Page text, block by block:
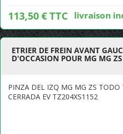
113,50 € TTC livraison
ETRIER DE FREIN AVANT
D'OCCASION POUR MG MG ZS
PINZA DEL IZQ MG MG ZS TODO
CERRADA EV TZ204XS1152